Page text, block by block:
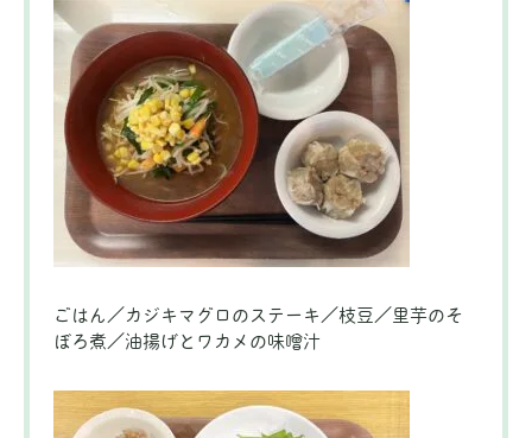
ごはん／カジキマグロのステーキ／枝豆／里芋のそ
ぼろ煮／油揚げとワカメの味噌汁